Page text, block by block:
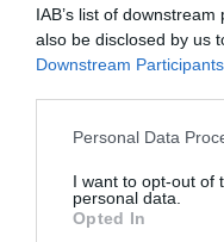
IAB’s list of
also be disclosed by us
Downstream Participants
Please note that this
not limited to your visit
grant or deny consent
use your data for below
Personal Data
I want to opt-out of
personal data.
Opted In
Ελλάδα: Νέες
έως το 2028 για την
Θλίψη στην Εύβοια:
την ζωή του
06.08.2026 | 12:15